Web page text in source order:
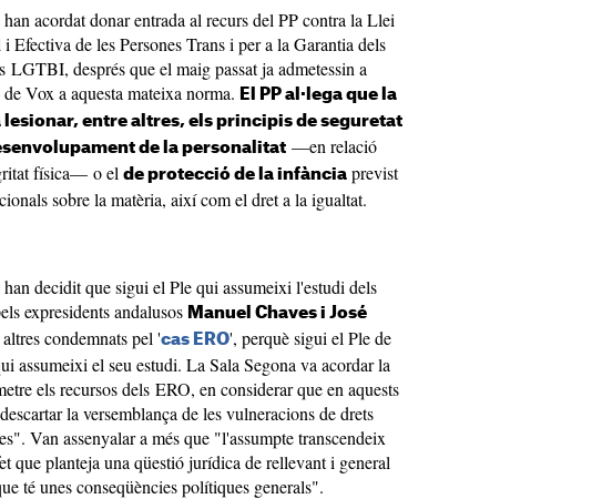
acordat donar entrada al recurs del PP contra la Llei
Efectiva de les Persones Trans i per a la Garantia dels
LGTBI, després que el maig passat ja admetessin a
Vox a aquesta mateixa norma. El PP al·lega que la
entre altres, els principis de seguretat
de la personalitat —en relació
física— o el de protecció de la infància previst
sobre la matèria, així com el dret a la igualtat.
decidit que sigui el Ple qui assumeixi l'estudi dels
expresidents andalusos Manuel Chaves i José
condemnats pel 'cas ERO', perquè sigui el Ple de
assumeixi el seu estudi. La Sala Segona va acordar la
els recursos dels ERO, en considerar que en aquests
la versemblança de les vulneracions de drets
Van assenyalar a més que "l'assumpte transcendeix
que planteja una qüestió jurídica de rellevant i general
té unes conseqüències polítiques generals".